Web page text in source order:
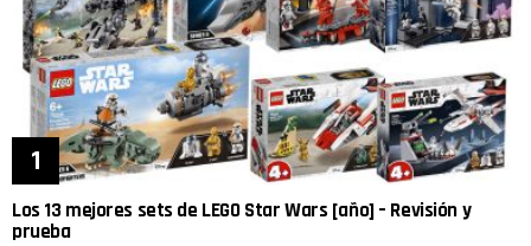
Los 13 mejores sets de LEGO Star Wars [año] – Revisión y
prueba